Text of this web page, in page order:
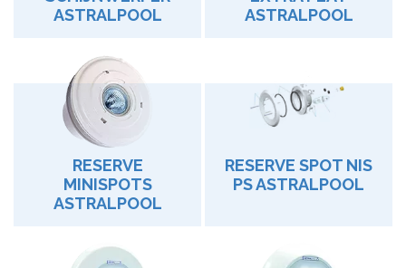
ASTRALPOOL
ASTRALPOOL
RESERVE
MINISPOTS
ASTRALPOOL
RESERVE SPOT NIS
PS ASTRALPOOL